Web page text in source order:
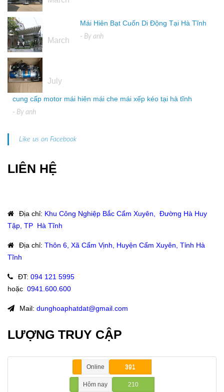
March
Mái Hiên Bạt Cuốn Di Động Tại Hà Tĩnh
- By anh
July
cung cấp motor mái hiên mái che mái xếp kéo tại hà tĩnh
- By anh
Like us on Facebook
LIÊN HỆ
Địa chỉ: Khu Công Nghiệp Bắc Cẩm Xuyên, Đường Hà Huy
Tập, TP Hà Tĩnh
Địa chỉ: Thôn 6, Xã Cẩm Vịnh, Huyện Cẩm Xuyên, Tỉnh Hà
Tĩnh
ĐT: 094 121 5995
hoặc: 0941.600.600
Mail: dunghoaphatdat@gmail.com
LƯỢNG TRUY CẬP
Online 391
Hôm nay 210